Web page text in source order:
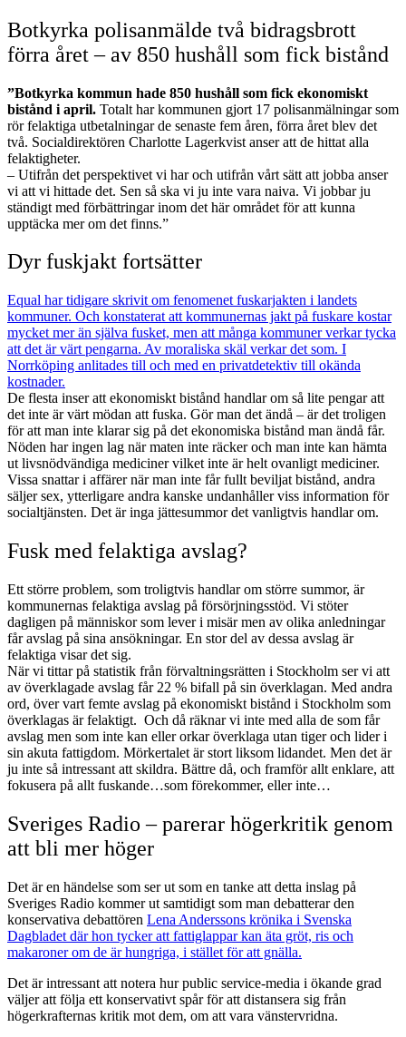
Botkyrka polisanmälde två bidragsbrott
förra året – av 850 hushåll som fick bistånd
”Botkyrka kommun hade 850 hushåll som fick ekonomiskt
bistånd i april. Totalt har kommunen gjort 17 polisanmälningar som
rör felaktiga utbetalningar de senaste fem åren, förra året blev det
två. Socialdirektören Charlotte Lagerkvist anser att de hittat alla
felaktigheter.
– Utifrån det perspektivet vi har och utifrån vårt sätt att jobba anser
vi att vi hittade det. Sen så ska vi ju inte vara naiva. Vi jobbar ju
ständigt med förbättringar inom det här området för att kunna
upptäcka mer om det finns.”
Dyr fuskjakt fortsätter
Equal har tidigare skrivit om fenomenet fuskarjakten i landets
kommuner. Och konstaterat att kommunernas jakt på fuskare kostar
mycket mer än själva fusket, men att många kommuner verkar tycka
att det är värt pengarna. Av moraliska skäl verkar det som. I
Norrköping anlitades till och med en privatdetektiv till okända
kostnader.
De flesta inser att ekonomiskt bistånd handlar om så lite pengar att
det inte är värt mödan att fuska. Gör man det ändå – är det troligen
för att man inte klarar sig på det ekonomiska bistånd man ändå får.
Nöden har ingen lag när maten inte räcker och man inte kan hämta
ut livsnödvändiga mediciner vilket inte är helt ovanligt mediciner.
Vissa snattar i affärer när man inte får fullt beviljat bistånd, andra
säljer sex, ytterligare andra kanske undanhåller viss information för
socialtjänsten. Det är inga jättesummor det vanligtvis handlar om.
Fusk med felaktiga avslag?
Ett större problem, som troligtvis handlar om större summor, är
kommunernas felaktiga avslag på försörjningsstöd. Vi stöter
dagligen på människor som lever i misär men av olika anledningar
får avslag på sina ansökningar. En stor del av dessa avslag är
felaktiga visar det sig.
När vi tittar på statistik från förvaltningsrätten i Stockholm ser vi att
av överklagade avslag får 22 % bifall på sin överklagan. Med andra
ord, över vart femte avslag på ekonomiskt bistånd i Stockholm som
överklagas är felaktigt. Och då räknar vi inte med alla de som får
avslag men som inte kan eller orkar överklaga utan tiger och lider i
sin akuta fattigdom. Mörkertalet är stort liksom lidandet. Men det är
ju inte så intressant att skildra. Bättre då, och framför allt enklare, att
fokusera på allt fuskande…som förekommer, eller inte…
Sveriges Radio – parerar högerkritik genom
att bli mer höger
Det är en händelse som ser ut som en tanke att detta inslag på
Sveriges Radio kommer ut samtidigt som man debatterar den
konservativa debattören Lena Anderssons krönika i Svenska
Dagbladet där hon tycker att fattiglappar kan äta gröt, ris och
makaroner om de är hungriga, i stället för att gnälla.
Det är intressant att notera hur public service-media i ökande grad
väljer att följa ett konservativt spår för att distansera sig från
högerkrafternas kritik mot dem, om att vara vänstervridna.